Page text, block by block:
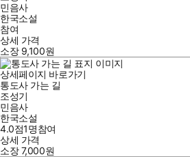
민음사
한국소설
참여
상세 가격
소장 9,100원
상세페이지 바로가기
통도사 가는 길
조성기
민음사
한국소설
4.0점1명참여
상세 가격
소장7,000원